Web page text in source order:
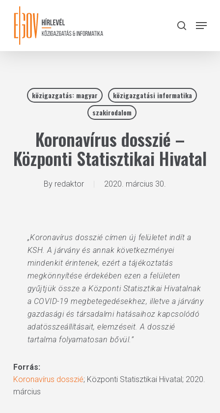
content
search
Menu
közigazgatás: magyar
közigazgatási informatika
szakirodalom
Koronavírus dosszié –
Központi Statisztikai Hivatal
By redaktor 2020. március 30.
„Koronavírus dosszié címen új felületet indít a
KSH. A járvány és annak következményei
mindenkit érintenek, ezért a tájékoztatás
megkönnyítése érdekében ezen a felületen
gyűjtjük össze a Központi Statisztikai Hivatalnak
a COVID-19 megbetegedésekhez, illetve a járvány
gazdasági és társadalmi hatásaihoz kapcsolódó
adatösszeállításait, elemzéseit. A dosszié
tartalma folyamatosan bővül.”
Forrás:
Koronavírus dosszié; Központi Statisztikai Hivatal; 2020.
március
Close